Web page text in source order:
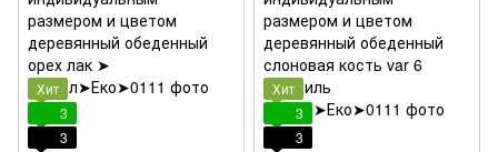
Хит
3
3
Хит
3
3